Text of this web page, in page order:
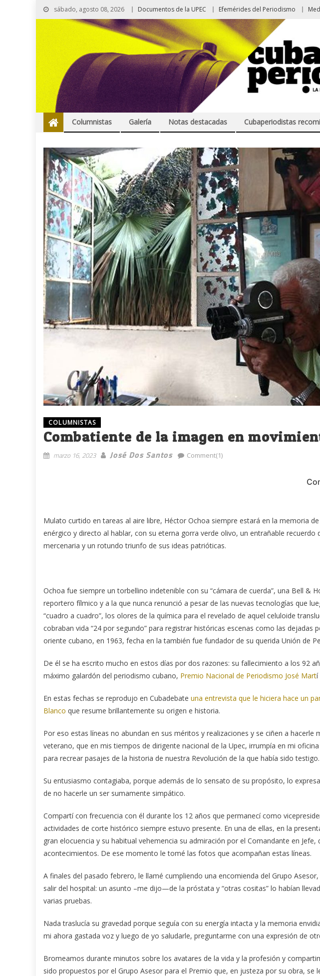
sábado, agosto 08, 2026 Documentos de la UPEC Efemérides del Periodismo
Columnistas Galería Notas destacadas Cubaperiodistas
COLUMNISTAS
Combatiente de la imagen en
marzo 16, 2023 José Dos Santos Comment(1)
Mulato curtido en tareas al aire libre, Héctor Ochoa siempre estará en la memoria
enérgico y directo al hablar, con su eterna gorra verde olivo, un entrañable recuerdo
mercenaria y un rotundo triunfo de sus ideas patrióticas.
Ochoa fue siempre un torbellino indetenible con su “cámara de cuerda”, una Bell &
reportero fílmico y a la que nunca renunció a pesar de las nuevas tecnologías que
“cuadro a cuadro”, los olores de la química para el revelado de aquel celuloide
cobraban vida “24 por segundo” para registrar históricas escenas como las dejadas
oriente cubano, en 1963, fecha en la también fue fundador de su querida Unión de
De él se ha escrito mucho en estos días por dos razones: su fallecimiento a los 92
máximo galardón del periodismo cubano, Premio Nacional de Periodismo José Martí
En estas fechas se reprodujo en Cubadebate una entrevista que le hiciera hace un
Blanco que resume brillantemente su origen e historia.
Por eso estas líneas no abundan en sus méritos y realizaciones y se ciñen a
veterano, que en mis tiempos de dirigente nacional de la Upec, irrumpía en mi
para recrear pasajes de la historia de nuestra Revolución de la que había sido testigo.
Su entusiasmo contagiaba, porque además de lo sensato de su propósito, lo
de no hacerle un ser sumamente simpático.
Compartí con frecuencia con él durante los 12 años que permanecí como
actividades de corte histórico siempre estuvo presente. En una de ellas, en la
gran elocuencia y su habitual vehemencia su admiración por el Comandante en
acontecimientos. De ese momento le tomé las fotos que acompañan estas líneas.
A finales del pasado febrero, le llamé cumpliendo una encomienda del Grupo
salir del hospital: un asunto –me dijo—de la próstata y “otras cositas” lo habían
varias pruebas.
Nada traslucía su gravedad porque seguía con su energía intacta y la memoria
mi ahora gastada voz y luego de yo saludarle, preguntarme con una expresión de
Bromeamos durante minutos sobre los avatares de la vida y la profesión y
sido propuestos por el Grupo Asesor para el Premio que, en justeza por su obra,